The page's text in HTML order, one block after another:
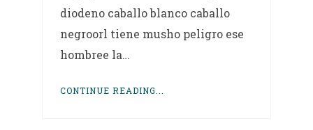
diodeno caballo blanco caballo
negroorl tiene musho peligro ese
hombree la…
CONTINUE READING...